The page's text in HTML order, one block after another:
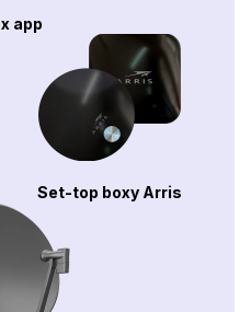
app
Set-top boxy Arris